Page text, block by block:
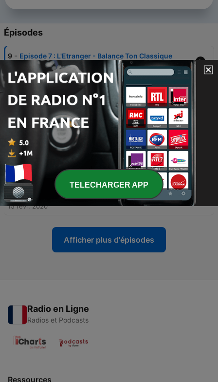
Épisodes
9 - Episode 7 : L'Etranger - Balance Ton Classique
15 mai 2020
Episode 6 : Ceux qui partent d'Omelas - Balance
Ton Classique
30 avr. 2020
7 - Episode Bonus : Ceux qui partent d'Omelas
[Lecture]
13 avr. 2020
- Episode 5 : Le Horla - Balance Ton Classique
15 mars 2020
5 - Episode 4 : Frankenstein - Balance Ton Classique
15 févr. 2020
Afficher plus d'épisodes
Radio en Ligne
Radios et Podcasts
Ressources
TELECHARGER APP